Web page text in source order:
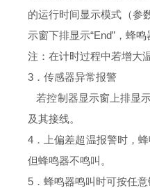
的运行时间显示模式（参
示窗下排显示“End”，蜂
注：在计时过程中若增大
3．传感器异常报警
若控制器显示窗上排显
及其接线。
4．上偏差超温报警时，
但蜂鸣器不鸣叫。
5．蜂鸣器鸣叫时可按任意